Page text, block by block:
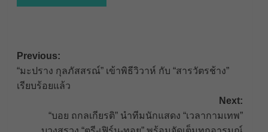
Post
navigation
Previous:
“มะปราง กุลภัสสรณ์” เข้าพิธีวิวาห์ กับ “สารวัตรช้าง”
เรียบร้อยแล้ว
Next:
“บอย ถกลเกียรติ” นำทีมนักแสดง “เวลากามเทพ”